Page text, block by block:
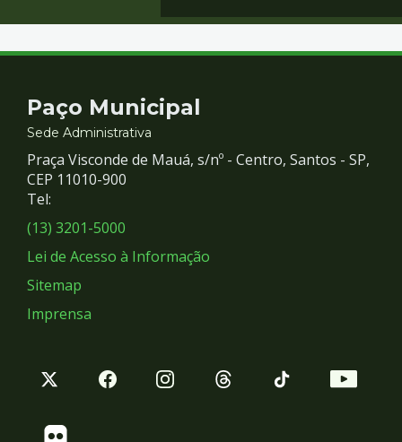
Contato
e
Redes
Sociais
Paço Municipal
Sede Administrativa
Praça Visconde de Mauá, s/nº - Centro, Santos - SP,
CEP 11010-900
Tel:
(13) 3201-5000
Lei de Acesso à Informação
Sitemap
Imprensa